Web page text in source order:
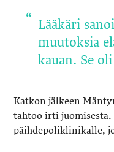
Lääkäri
muutoksia
kauan. Se
Katkon jälkeen
tahtoo irti
päihdepoliklinikalle,